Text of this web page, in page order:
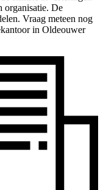
organisatie. De
Vraag meteen nog
in Oldeouwer